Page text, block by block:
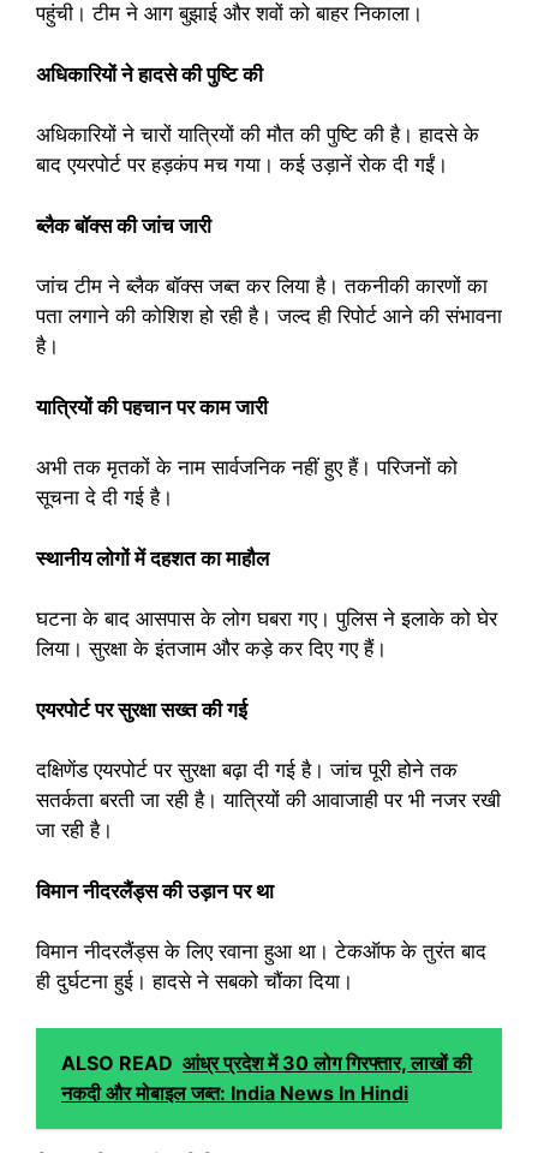
पहुंची। टीम ने आग बुझाई और शवों को बाहर निकाला।
अधिकारियों ने हादसे की पुष्टि की
अधिकारियों ने चारों यात्रियों की मौत की पुष्टि की है। हादसे के
बाद एयरपोर्ट पर हड़कंप मच गया। कई उड़ानें रोक दी गईं।
ब्लैक बॉक्स की जांच जारी
जांच टीम ने ब्लैक बॉक्स जब्त कर लिया है। तकनीकी कारणों का
पता लगाने की कोशिश हो रही है। जल्द ही रिपोर्ट आने की संभावना
है।
यात्रियों की पहचान पर काम जारी
अभी तक मृतकों के नाम सार्वजनिक नहीं हुए हैं। परिजनों को
सूचना दे दी गई है।
स्थानीय लोगों में दहशत का माहौल
घटना के बाद आसपास के लोग घबरा गए। पुलिस ने इलाके को घेर
लिया। सुरक्षा के इंतजाम और कड़े कर दिए गए हैं।
एयरपोर्ट पर सुरक्षा सख्त की गई
दक्षिणेंड एयरपोर्ट पर सुरक्षा बढ़ा दी गई है। जांच पूरी होने तक
सतर्कता बरती जा रही है। यात्रियों की आवाजाही पर भी नजर रखी
जा रही है।
विमान नीदरलैंड्स की उड़ान पर था
विमान नीदरलैंड्स के लिए रवाना हुआ था। टेकऑफ के तुरंत बाद
ही दुर्घटना हुई। हादसे ने सबको चौंका दिया।
ALSO READ आंध्र प्रदेश में 30 लोग गिरफ्तार, लाखों की
नकदी और मोबाइल जब्त: India News In Hindi